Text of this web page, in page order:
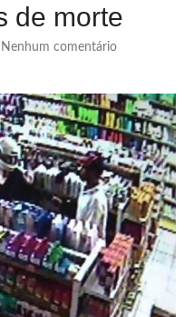
de morte
Nenhum comentário